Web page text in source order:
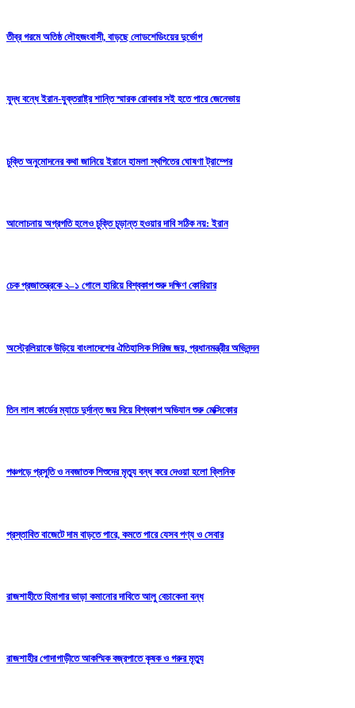
তীব্র গরমে অতিষ্ঠ লৌহজংবাসী, বাড়ছে লোডশেডিংয়ের দুর্ভোগ
যুদ্ধ বন্ধে ইরান-যুক্তরাষ্ট্র শান্তি স্মারক রোববার সই হতে পারে জেনেভায়
চুক্তি অনুমোদনের কথা জানিয়ে ইরানে হামলা স্থগিতের ঘোষণা ট্রাম্পের
আলোচনায় অগ্রগতি হলেও চুক্তি চূড়ান্ত হওয়ার দাবি সঠিক নয়: ইরান
চেক প্রজাতন্ত্রকে ২–১ গোলে হারিয়ে বিশ্বকাপ শুরু দক্ষিণ কোরিয়ার
অস্ট্রেলিয়াকে উড়িয়ে বাংলাদেশের ঐতিহাসিক সিরিজ জয়, প্রধানমন্ত্রীর অভিনন্দন
তিন লাল কার্ডের ম্যাচে দুর্দান্ত জয় দিয়ে বিশ্বকাপ অভিযান শুরু মেক্সিকোর
পঞ্চগড়ে প্রসুতি ও নবজাতক শিশুদের মৃত্যু বন্ধ করে দেওয়া হলো ক্লিনিক
প্রস্তাবিত বাজেটে দাম বাড়তে পারে, কমতে পারে যেসব পণ্য ও সেবার
রাজশাহীতে হিমাগার ভাড়া কমানোর দাবিতে আলু বেচাকেনা বন্ধ
রাজশাহীর গোদাগাড়ীতে আকস্মিক বজ্রপাতে কৃষক ও গরুর মৃত্যু